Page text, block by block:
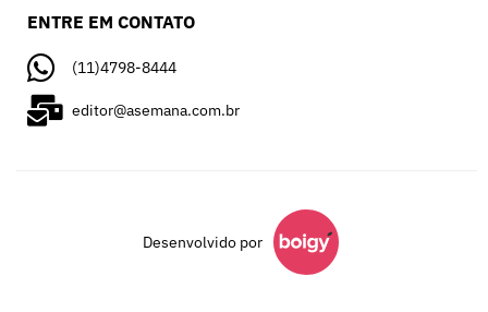
ENTRE EM CONTATO
(11)4798-8444
editor@asemana.com.br
Desenvolvido por